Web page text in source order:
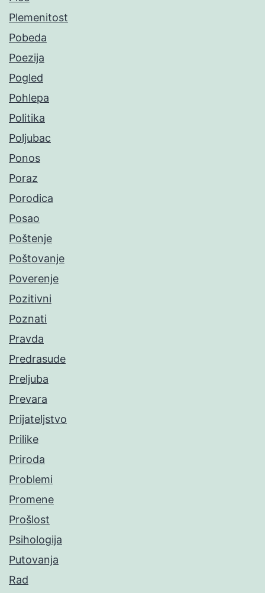
Plemenitost
Pobeda
Poezija
Pogled
Pohlepa
Politika
Poljubac
Ponos
Poraz
Porodica
Posao
Poštenje
Poštovanje
Poverenje
Pozitivni
Poznati
Pravda
Predrasude
Preljuba
Prevara
Prijateljstvo
Prilike
Priroda
Problemi
Promene
Prošlost
Psihologija
Putovanja
Rad